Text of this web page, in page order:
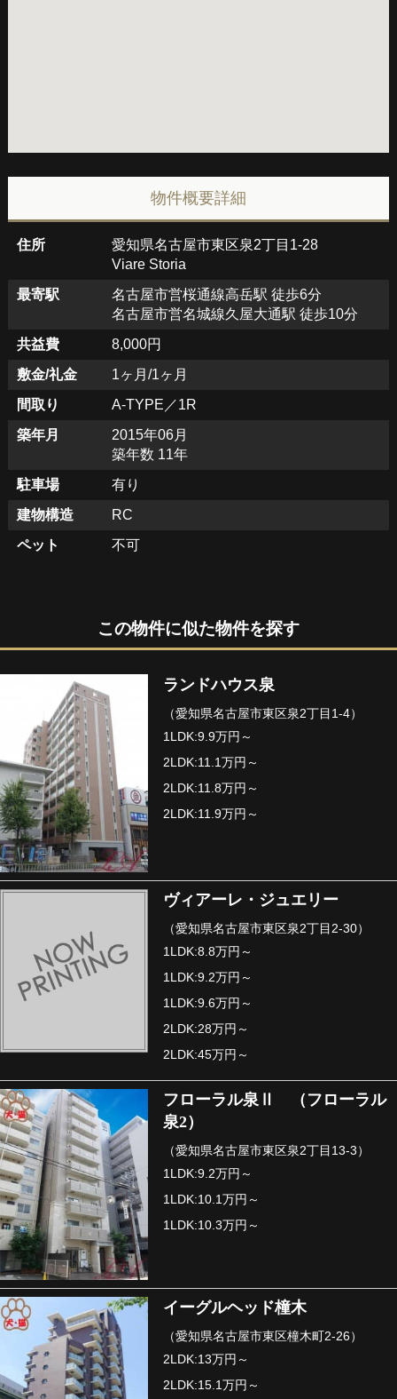
物件概要詳細
住所
愛知県名古屋市東区泉2丁目1-28
Viare Storia
最寄駅
名古屋市営桜通線高岳駅 徒歩6分
名古屋市営名城線久屋大通駅 徒歩10分
共益費
8,000円
敷金/礼金
1ヶ月/1ヶ月
間取り
A-TYPE／1R
築年月
2015年06月
築年数 11年
駐車場
有り
建物構造
RC
ペット
不可
この物件に似た物件を探す
ランドハウス泉
（愛知県名古屋市東区泉2丁目1-4）
1LDK:9.9万円～
2LDK:11.1万円～
2LDK:11.8万円～
2LDK:11.9万円～
ヴィアーレ・ジュエリー
（愛知県名古屋市東区泉2丁目2-30）
1LDK:8.8万円～
1LDK:9.2万円～
1LDK:9.6万円～
2LDK:28万円～
2LDK:45万円～
フローラル泉Ⅱ （フローラル
泉2）
（愛知県名古屋市東区泉2丁目13-3）
1LDK:9.2万円～
1LDK:10.1万円～
1LDK:10.3万円～
イーグルヘッド橦木
（愛知県名古屋市東区橦木町2-26）
2LDK:13万円～
2LDK:15.1万円～